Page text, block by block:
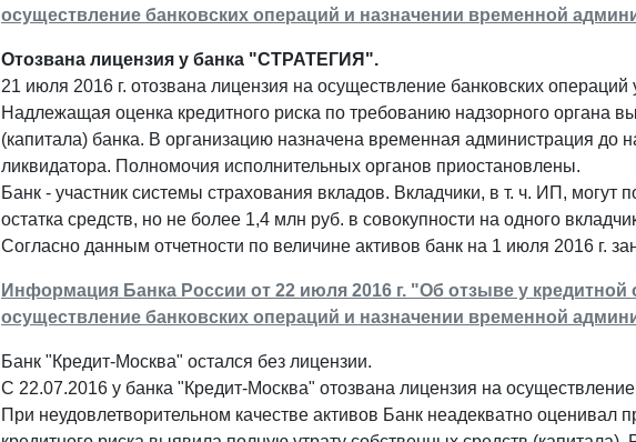
осуществление банковских операций и назначении временной
Отозвана лицензия у банка "СТРАТЕГИЯ".
21 июля 2016 г. отозвана лицензия на осуществление банковских
Надлежащая оценка кредитного риска по требованию надзорного органа
(капитала) банка. В организацию назначена временная администрация до
ликвидатора. Полномочия исполнительных органов приостановлены.
Банк - участник системы страхования вкладов. Вкладчики, в т. ч. ИП,
остатка средств, но не более 1,4 млн руб. в совокупности на одного
Согласно данным отчетности по величине активов банк на 1 июля 2016 г.
Информация Банка России от 22 июля 2016 г. "Об отзыве у
осуществление банковских операций и назначении временной
Банк "Кредит-Москва" остался без лицензии.
С 22.07.2016 у банка "Кредит-Москва" отозвана лицензия на
При неудовлетворительном качестве активов Банк неадекватно